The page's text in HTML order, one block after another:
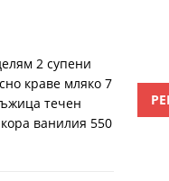
2 супени
краве мляко 7
течен
ванилия 550